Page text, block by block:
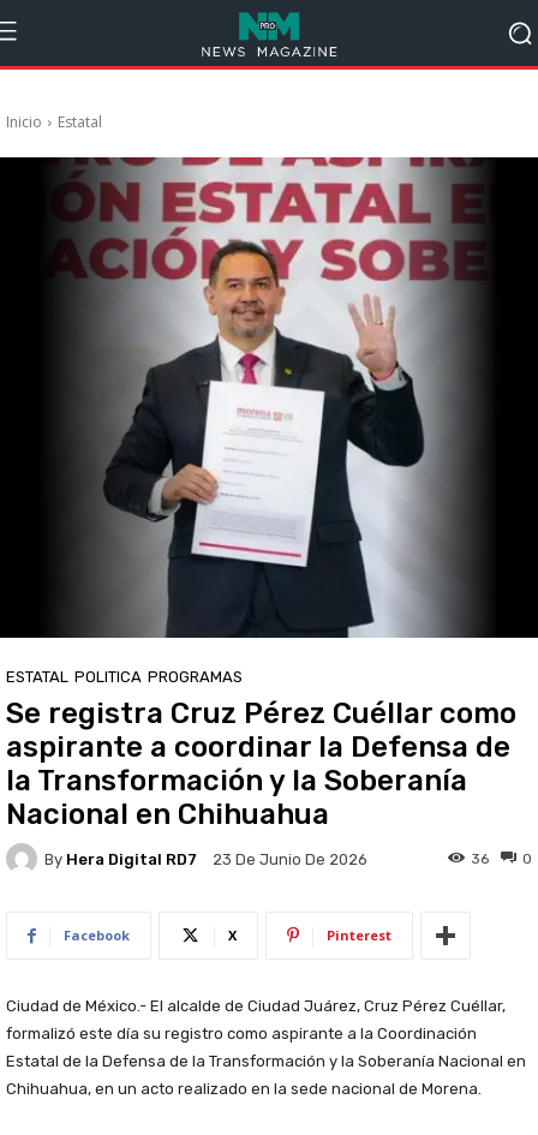
Inicio Estatal
ESTATAL POLITICA PROGRAMAS
Se registra Cruz Pérez Cuéllar como
aspirante a coordinar la Defensa de
la Transformación y la Soberanía
Nacional en Chihuahua
By Hera Digital RD7 23 De Junio De 2026 0
36
Facebook X Pinterest
Ciudad de México.- El alcalde de Ciudad Juárez, Cruz Pérez Cuéllar,
formalizó este día su registro como aspirante a la Coordinación
Estatal de la Defensa de la Transformación y la Soberanía Nacional en
Chihuahua, en un acto realizado en la sede nacional de Morena.